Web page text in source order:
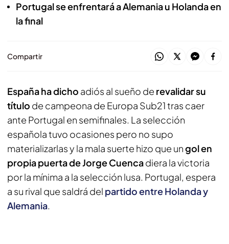
Portugal se enfrentará a Alemania u Holanda en
la final
Compartir
España ha dicho adiós al sueño de revalidar su
título de campeona de Europa Sub21 tras caer
ante Portugal en semifinales. La selección
española tuvo ocasiones pero no supo
materializarlas y la mala suerte hizo que ungol en
propia puerta de Jorge Cuencadiera la victoria
por la mínima a la selección lusa. Portugal, espera
a su rival que saldrá del partido entre Holanda y
Alemania.